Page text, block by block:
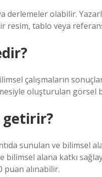
derlemeler olabilir.
resim, tablo veya
çalışmaların
oluşturulan görsel
getirir?
sunulan ve bilimsel
bilimsel alana katkı
puan alınabilir.